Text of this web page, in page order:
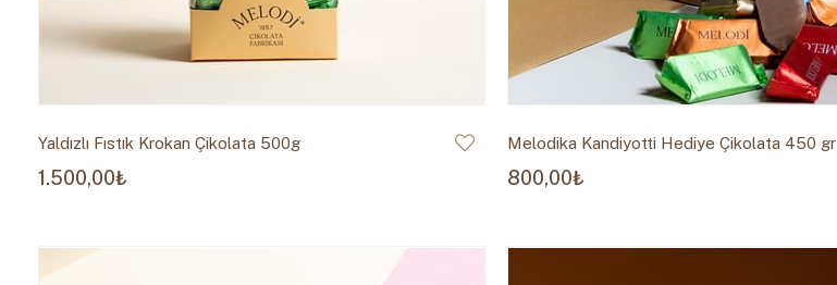
Yaldızlı Fıstık Krokan Çikolata 500g
1.500,00₺
Melodika Kandiyotti Hediye Çikolata 450 gr
800,00₺